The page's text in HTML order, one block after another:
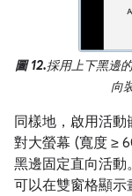
圖 12.採用上下黑邊
向
同樣地，啟用活
對大螢幕 (寬度 ≥
黑邊固定直向活
可以在雙窗格顯示